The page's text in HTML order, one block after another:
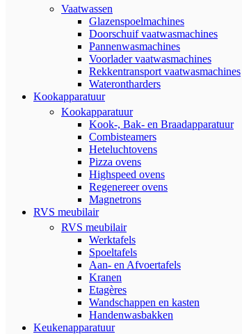
Vaatwassen
Glazenspoelmachines
Doorschuif vaatwasmachines
Pannenwasmachines
Voorlader vaatwasmachines
Rekkentransport vaatwasmachines
Waterontharders
Kookapparatuur
Kookapparatuur
Kook-, Bak- en Braadapparatuur
Combisteamers
Heteluchtovens
Pizza ovens
Highspeed ovens
Regenereer ovens
Magnetrons
RVS meubilair
RVS meubilair
Werktafels
Spoeltafels
Aan- en Afvoertafels
Kranen
Etagères
Wandschappen en kasten
Handenwasbakken
Keukenapparatuur